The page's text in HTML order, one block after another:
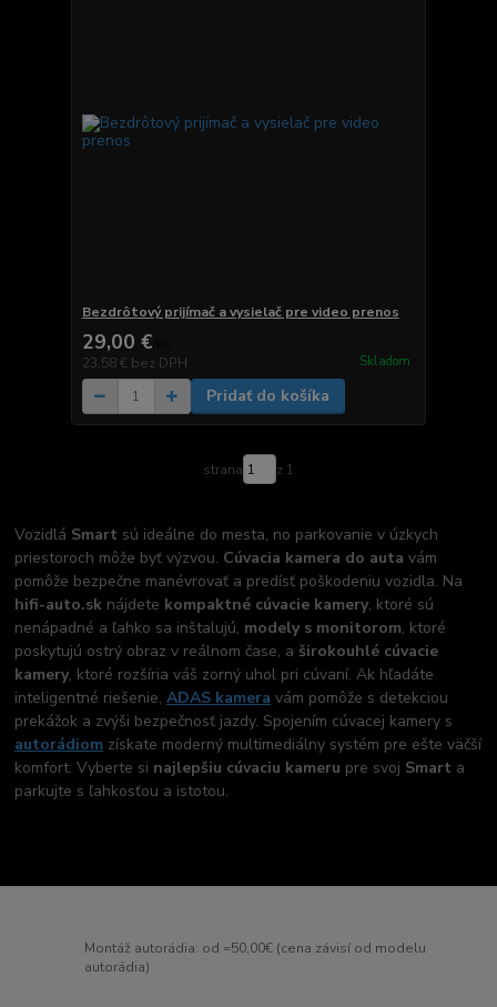
Bezdrôtový prijímač a vysielač pre video prenos
29,00 €
23,58 € bez DPH Skladom
Pridať do košíka
strana z 1
Vozidlá Smart sú ideálne do mesta, no parkovanie v úzkych
priestoroch môže byť výzvou. Cúvacia kamera do auta vám
pomôže bezpečne manévrovať a predísť poškodeniu vozidla. Na
hifi-auto.sk nájdete kompaktné cúvacie kamery, ktoré sú
nenápadné a ľahko sa inštalujú, modely s monitorom, ktoré
poskytujú ostrý obraz v reálnom čase, a širokouhlé cúvacie
kamery, ktoré rozšíria váš zorný uhol pri cúvaní. Ak hľadáte
inteligentné riešenie,ADAS kamera vám pomôže s detekciou
prekážok a zvýši bezpečnosť jazdy. Spojením cúvacej kamery s
autorádiom získate moderný multimediálny systém pre ešte väčší
komfort. Vyberte si najlepšiu cúvaciu kameru pre svoj Smart a
parkujte s ľahkosťou a istotou.
Montáž autorádia: od =50,00€ (cena závisí od modelu
autorádia)